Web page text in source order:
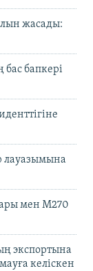
жасады:
бапкері
лауазымына
мен M270
экспортына
келіскен